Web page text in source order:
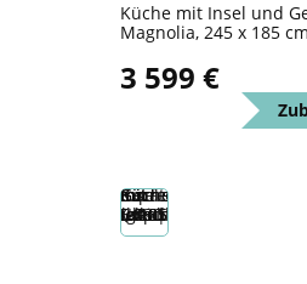
Küche mit Insel und
Magnolia, 245 x 185 cm
3 599 €